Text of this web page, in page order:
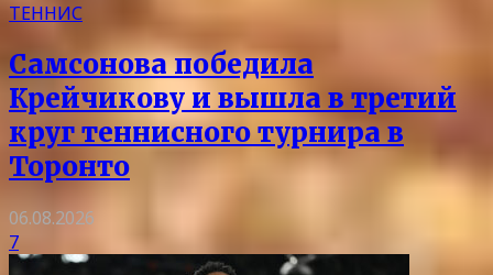
ТЕННИС
Самсонова победила
Крейчикову и вышла в третий
круг теннисного турнира в
Торонто
06.08.2026
7